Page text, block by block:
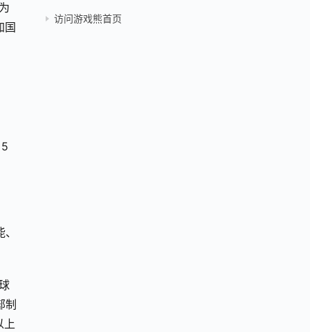
国
制
上
访问游戏熊首页